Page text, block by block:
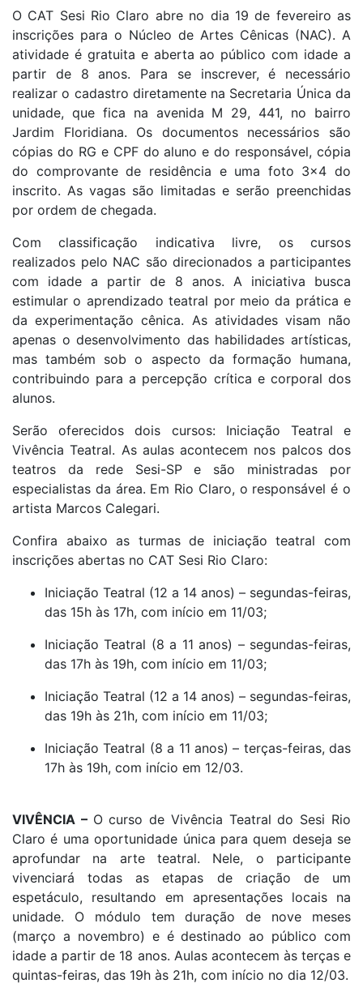
O CAT Sesi Rio Claro abre no dia 19 de fevereiro as
inscrições para o Núcleo de Artes Cênicas (NAC). A
atividade é gratuita e aberta ao público com idade a
partir de 8 anos. Para se inscrever, é necessário
realizar o cadastro diretamente na Secretaria Única da
unidade, que fica na avenida M 29, 441, no bairro
Jardim Floridiana. Os documentos necessários são
cópias do RG e CPF do aluno e do responsável, cópia
do comprovante de residência e uma foto 3x4 do
inscrito. As vagas são limitadas e serão preenchidas
por ordem de chegada.
Com classificação indicativa livre, os cursos
realizados pelo NAC são direcionados a participantes
com idade a partir de 8 anos. A iniciativa busca
estimular o aprendizado teatral por meio da prática e
da experimentação cênica. As atividades visam não
apenas o desenvolvimento das habilidades artísticas,
mas também sob o aspecto da formação humana,
contribuindo para a percepção crítica e corporal dos
alunos.
Serão oferecidos dois cursos: Iniciação Teatral e
Vivência Teatral. As aulas acontecem nos palcos dos
teatros da rede Sesi-SP e são ministradas por
especialistas da área. Em Rio Claro, o responsável é o
artista Marcos Calegari.
Confira abaixo as turmas de iniciação teatral com
inscrições abertas no CAT Sesi Rio Claro:
Iniciação Teatral (12 a 14 anos) – segundas-feiras,
das 15h às 17h, com início em 11/03;
Iniciação Teatral (8 a 11 anos) – segundas-feiras,
das 17h às 19h, com início em 11/03;
Iniciação Teatral (12 a 14 anos) – segundas-feiras,
das 19h às 21h, com início em 11/03;
Iniciação Teatral (8 a 11 anos) – terças-feiras, das
17h às 19h, com início em 12/03.
VIVÊNCIA – O curso de Vivência Teatral do Sesi Rio
Claro é uma oportunidade única para quem deseja se
aprofundar na arte teatral. Nele, o participante
vivenciará todas as etapas de criação de um
espetáculo, resultando em apresentações locais na
unidade. O módulo tem duração de nove meses
(março a novembro) e é destinado ao público com
idade a partir de 18 anos. Aulas acontecem às terças e
quintas-feiras, das 19h às 21h, com início no dia 12/03.